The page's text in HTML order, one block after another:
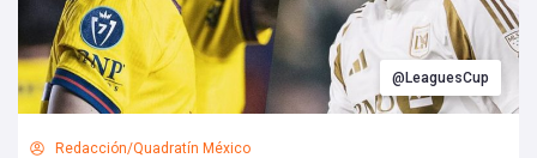
@LeaguesCup
Redacción/Quadratín México